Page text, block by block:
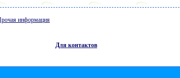
информация
Для контактов